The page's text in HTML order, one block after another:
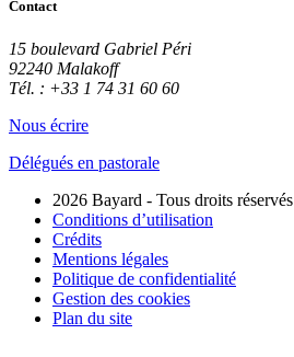
Contact
15 boulevard Gabriel Péri
92240 Malakoff
Tél. : +33 1 74 31 60 60
Nous écrire
Délégués en pastorale
2026 Bayard - Tous droits réservés
Conditions d’utilisation
Crédits
Mentions légales
Politique de confidentialité
Gestion des cookies
Plan du site